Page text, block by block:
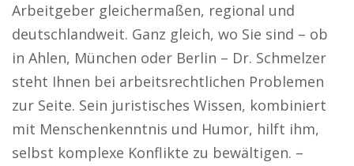
Arbeitgeber gleichermaßen, regional und
deutschlandweit. Ganz gleich, wo Sie sind – ob
in Ahlen, München oder Berlin – Dr. Schmelzer
steht Ihnen bei arbeitsrechtlichen Problemen
zur Seite. Sein juristisches Wissen, kombiniert
mit Menschenkenntnis und Humor, hilft ihm,
selbst komplexe Konflikte zu bewältigen. –